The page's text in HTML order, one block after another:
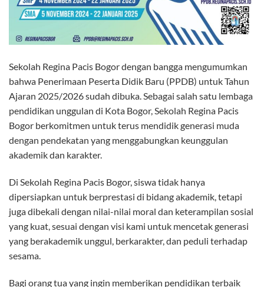
Sekolah Regina Pacis Bogor dengan bangga mengumumkan
bahwa Penerimaan Peserta Didik Baru (PPDB) untuk Tahun
Ajaran 2025/2026 sudah dibuka. Sebagai salah satu lembaga
pendidikan unggulan di Kota Bogor, Sekolah Regina Pacis
Bogor berkomitmen untuk terus mendidik generasi muda
dengan pendekatan yang menggabungkan keunggulan
akademik dan karakter.
Di Sekolah Regina Pacis Bogor, siswa tidak hanya
dipersiapkan untuk berprestasi di bidang akademik, tetapi
juga dibekali dengan nilai-nilai moral dan keterampilan sosial
yang kuat, sesuai dengan visi kami untuk mencetak generasi
yang berakademik unggul, berkarakter, dan peduli terhadap
sesama.
Bagi orang tua yang ingin memberikan pendidikan terbaik